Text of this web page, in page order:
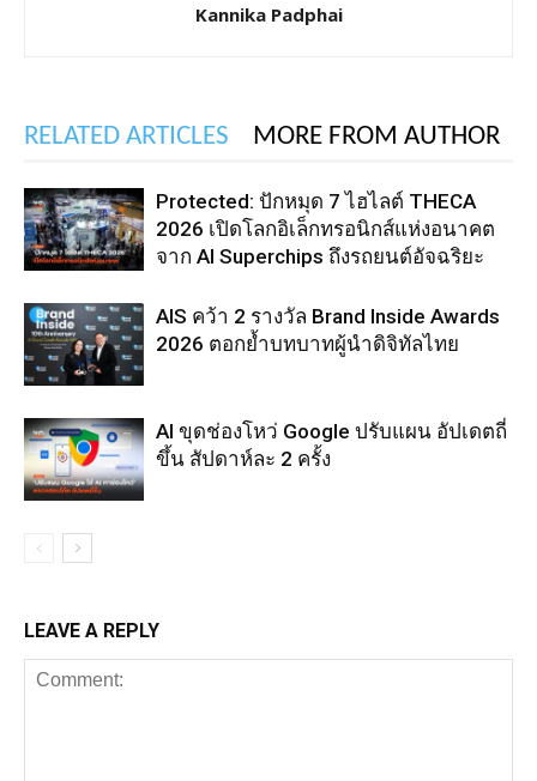
Kannika Padphai
RELATED ARTICLES MORE FROM AUTHOR
Protected: ปักหมุด 7 ไฮไลต์ THECA
2026 เปิดโลกอิเล็กทรอนิกส์แห่งอนาคต
จาก AI Superchips ถึงรถยนต์อัจฉริยะ
AIS คว้า 2 รางวัล Brand Inside Awards
2026 ตอกย้ำบทบาทผู้นำดิจิทัลไทย
AI ขุดช่องโหว่ Google ปรับแผน อัปเดตถี่
ขึ้น สัปดาห์ละ 2 ครั้ง
LEAVE A REPLY